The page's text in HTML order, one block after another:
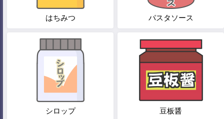
はちみつ パスタソース
シロップ 豆板醤